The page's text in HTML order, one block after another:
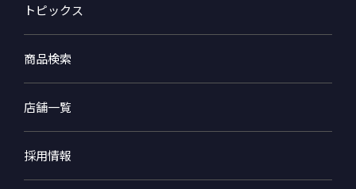
トピックス
商品検索
店舗一覧
採用情報